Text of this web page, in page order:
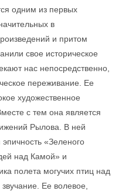
одним из первых
в
и притом
свое историческое
нас непосредственно,
переживание. Ее
художественное
с тем она является
Рылова. В ней
«Зеленого
над Камой» и
полета могучих птиц над
Ее волевое,